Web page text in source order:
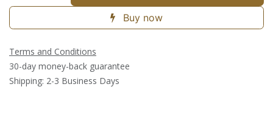
Buy now
Terms and Conditions
30-day money-back guarantee
Shipping: 2-3 Business Days